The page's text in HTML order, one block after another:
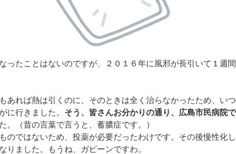
ったことはないのですが、２０１６年に風邪が長引いて１週
あれば熱は引くのに、そのときは全く治らなかったため、い
に行きました。 そう、皆さんお分かりの通り、広島市民病院で
。（昔の言葉で言うと、蓄膿症です。）
のではないため、投薬が必要だったわけです。その後慢性化し
りました。もうね、ガビーンですわ。